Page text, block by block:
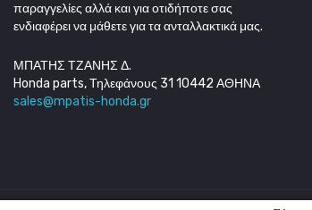
παραγγελίες αλλά και για οτιδήποτε σας
ενδιαφέρει να μάθετε για τα ανταλλακτικά μας.
ΜΠΑΤΗΣ ΤΖΑΝΗΣ Δ.
Honda parts, Τηλεφάνους 31 10442 ΑΘΗΝΑ
sales@mpatis-honda.gr